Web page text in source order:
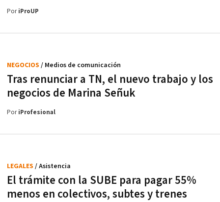
PoriProUP
Tras renunciar a TN, el nuevo trabajo y los
negocios de Marina Señuk
NEGOCIOS / Medios de comunicación
PoriProfesional
El trámite con la SUBE para pagar 55%
menos en colectivos, subtes y trenes
LEGALES / Asistencia